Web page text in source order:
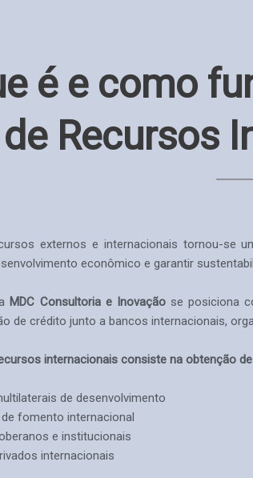
é e como
de Recursos
externos e internacionais tornou-se
econômico e garantir
MDC Consultoria e Inovaçãose posiciona
de crédito junto a bancos internacionais,
internacionais consiste na obtenção
de desenvolvimento
fomento internacional
e institucionais
internacionais